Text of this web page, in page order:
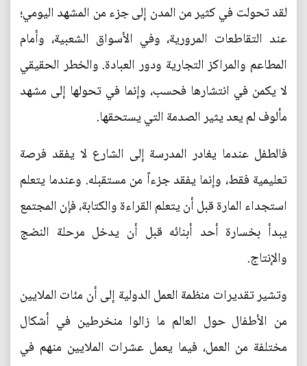
لقد تحولت في كثير من المدن إلى جزء من المشهد اليومي؛
عند التقاطعات المرورية، وفي الأسواق الشعبية، وأمام
المطاعم والمراكز التجارية ودور العبادة. والخطر الحقيقي
لا يكمن في انتشارها فحسب، وإنما في تحولها إلى مشهد
مألوف لم يعد يثير الصدمة التي يستحقها.
فالطفل عندما يغادر المدرسة إلى الشارع لا يفقد فرصة
تعليمية فقط، وإنما يفقد جزءاً من مستقبله. وعندما يتعلم
استجداء المارة قبل أن يتعلم القراءة والكتابة، فإن المجتمع
يبدأ بخسارة أحد أبنائه قبل أن يدخل مرحلة النضج
والإنتاج.
وتشير تقديرات منظمة العمل الدولية إلى أن مئات الملايين
من الأطفال حول العالم ما زالوا منخرطين في أشكال
مختلفة من العمل، فيما يعمل عشرات الملايين منهم في